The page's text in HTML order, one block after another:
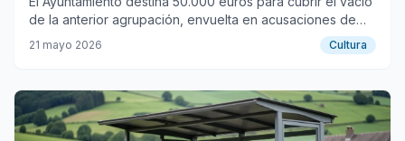
de la anterior agrupación, envuelta en acusaciones de
malos tratos.
21 mayo 2026 Cultura